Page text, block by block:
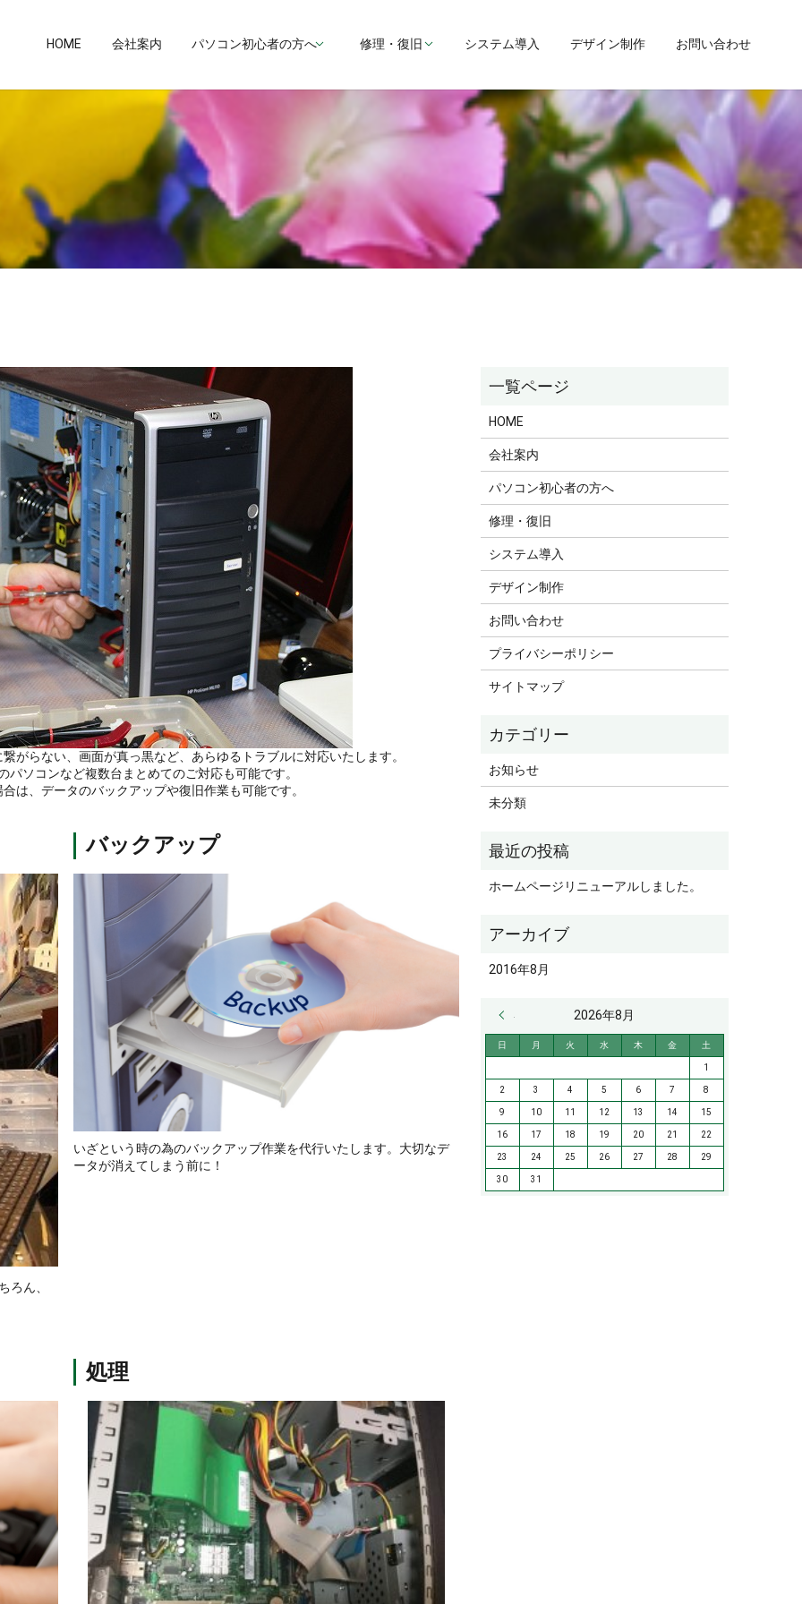
HOME 会社案内 パソコン初心者の方へ 修理・復旧 システム導入 デザイン制作 お問い合わせ
がらない、画面が真っ黒など、あらゆるトラブルに対応いたします。
パソコンなど複数台まとめてのご対応も可能です。
は、データのバックアップや復旧作業も可能です。
ろん、
バックアップ
いざという時の為のバックアップ作業を代行いたします。大切なデ
ータが消えてしまう前に！
処理
HOME
会社案内
パソコン初心者の方へ
修理・復旧
システム導入
デザイン制作
お問い合わせ
プライバシーポリシー
サイトマップ
お知らせ
未分類
ホームページリニューアルしました。
2016年8月
2026年8月
日 月 火 水 木 金 土
1
2 3 4 5 6 7 8
9 10 11 12 13 14 15
16 17 18 19 20 21 22
23 24 25 26 27 28 29
30 31